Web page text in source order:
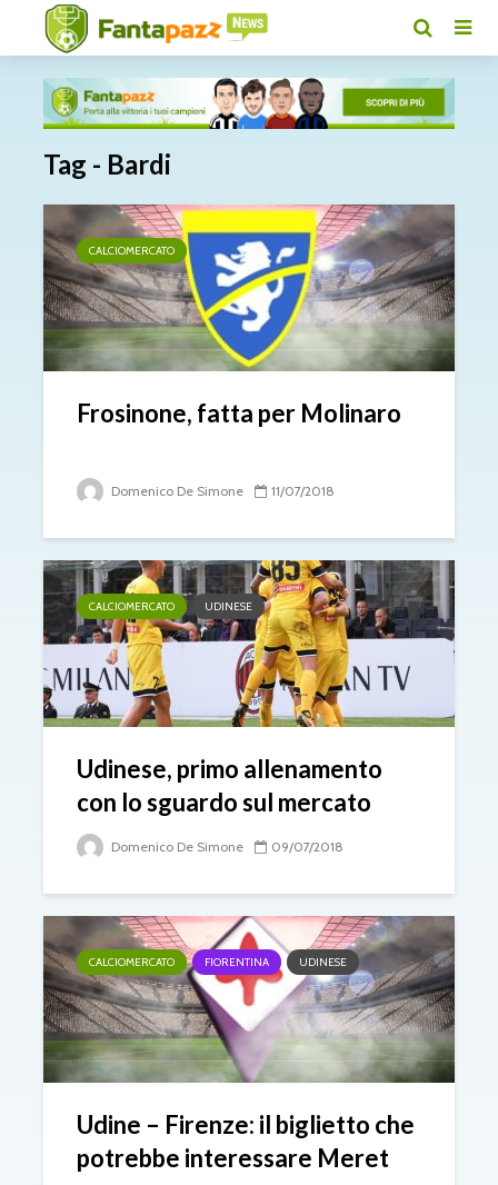
Tag - Bardi
CALCIOMERCATO
Frosinone, fatta per Molinaro
Domenico De Simone 11/07/2018
CALCIOMERCATO UDINESE
Udinese, primo allenamento
con lo sguardo sul mercato
Domenico De Simone 09/07/2018
CALCIOMERCATO FIORENTINA UDINESE
Udine – Firenze: il biglietto che
potrebbe interessare Meret